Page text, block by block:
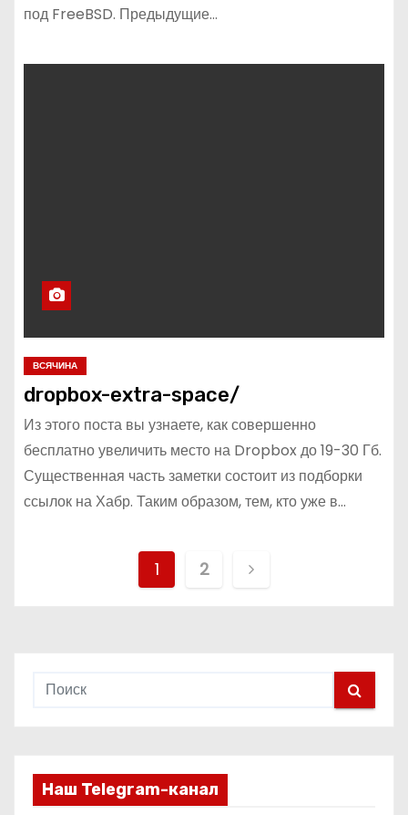
под FreeBSD. Предыдущие…
ВСЯЧИНА
dropbox-extra-space/
Из этого поста вы узнаете, как совершенно
бесплатно увеличить место на Dropbox до 19-30 Гб.
Существенная часть заметки состоит из подборки
ссылок на Хабр. Таким образом, тем, кто уже в…
ц
1 2
Наш Telegram-канал